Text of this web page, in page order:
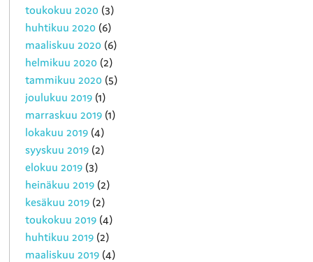
toukokuu 2020 (3)
huhtikuu 2020 (6)
maaliskuu 2020 (6)
helmikuu 2020 (2)
tammikuu 2020 (5)
joulukuu 2019 (1)
marraskuu 2019 (1)
lokakuu 2019 (4)
syyskuu 2019 (2)
elokuu 2019 (3)
heinäkuu 2019 (2)
kesäkuu 2019 (2)
toukokuu 2019 (4)
huhtikuu 2019 (2)
maaliskuu 2019 (4)